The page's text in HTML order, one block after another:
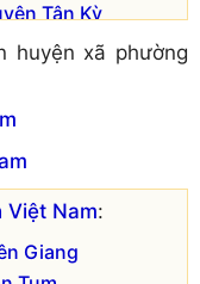
Tân Kỳ
Thanh Chương
Yên Thành
huyện xã phường
Việt Nam:
Giang